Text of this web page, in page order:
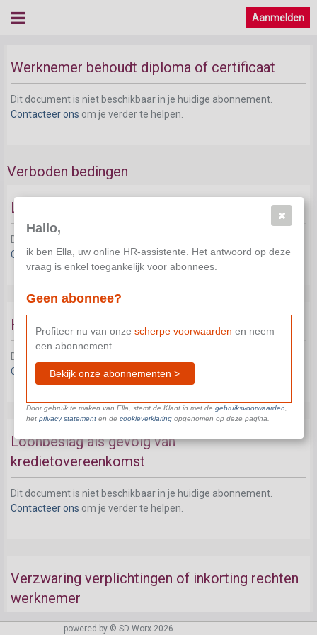
Aanmelden
Werknemer behoudt diploma of certificaat
Dit document is niet beschikbaar in je huidige abonnement.
Contacteer ons om je verder te helpen.
Verboden bedingen
Levenslange binding
Dit document is niet beschikbaar in je huidige abonnement.
Contacteer onsom je verder te helpen.
Huwelijks-; moederschaps- en pensioenbeding
Dit document is niet beschikbaar in je huidige abonnement.
Contacteer onsom je verder te helpen.
Loonbeslag als gevolg van
kredietovereenkomst
Dit document is niet beschikbaar in je huidige abonnement.
Contacteer ons om je verder te helpen.
Verzwaring verplichtingen of inkorting rechten
werknemer
Dit document is niet beschikbaar in je huidige abonnement.
powered by © SD Worx 2026
Hallo,
ik ben Ella, uw online HR-assistente. Het antwoord op deze
vraag is enkel toegankelijk voor abonnees.
Geen abonnee?
Profiteer nu van onze scherpe voorwaarden en neem
een abonnement.
Bekijk onze abonnementen >
Door gebruik te maken van Ella, stemt de Klant in met de gebruiksvoorwaarden
het privacy statementen de cookieverklaringopgenomen op deze pagina.